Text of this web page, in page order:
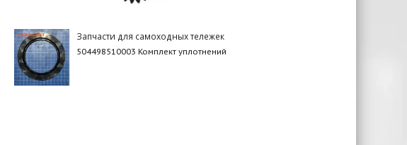
Запчасти для самоходных тележек
504498510003 Комплект уплотнений